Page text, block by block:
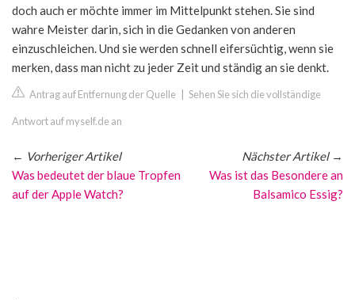
doch auch er möchte immer im Mittelpunkt stehen. Sie sind
wahre Meister darin, sich in die Gedanken von anderen
einzuschleichen. Und sie werden schnell eifersüchtig, wenn sie
merken, dass man nicht zu jeder Zeit und ständig an sie denkt.
Antrag auf Entfernung der Quelle Sehen Sie sich die vollständige
Antwort auf myself.de an
← Vorheriger Artikel
Was bedeutet der blaue Tropfen
auf der Apple Watch?
Nächster Artikel→
Was ist das Besondere an
Balsamico Essig?